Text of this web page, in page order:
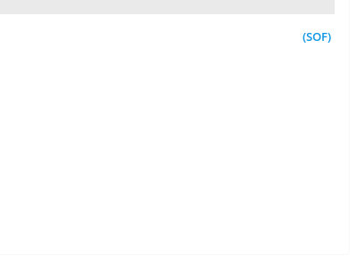
(SOF)